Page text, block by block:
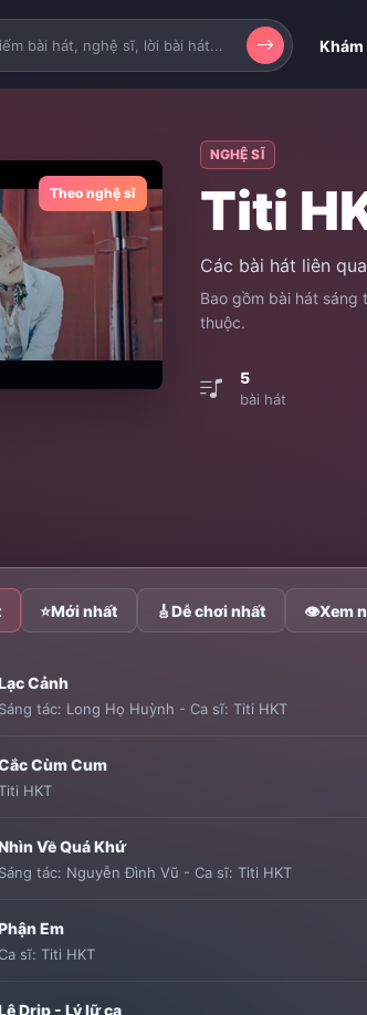
Khám
Theo nghệ sĩ
NGHỆ SĨ
Titi
Các bài hát liên
Bao gồm bài hát
thuộc.
5
bài hát
⭐Mới nhất 🎸Dễ chơi nhất 👁Xem
Cảnh
Sáng tác: Long Họ Huỳnh - Ca sĩ: Titi HKT
Cùm Cum
HKT
Về Quá Khứ
Sáng tác: Nguyễn Đình Vũ - Ca sĩ: Titi HKT
Em
Ca sĩ: Titi HKT
Drip - Lý lữ ca